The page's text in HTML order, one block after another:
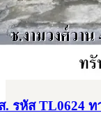
รหัส TL0624 ท